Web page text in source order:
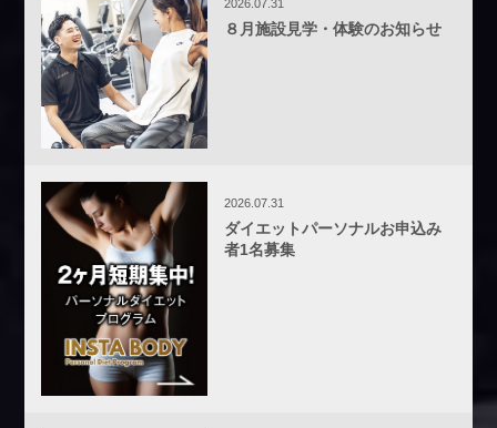
2026.07.31
８月施設見学・体験のお知らせ
2026.07.31
ダイエットパーソナルお申込み
者1名募集